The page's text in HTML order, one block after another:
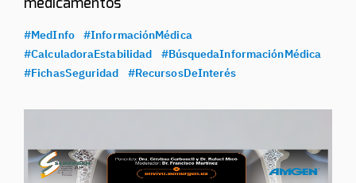
medicamentos
#MedInfo
#InformaciónMédica
#CalculadoraEstabilidad
#BúsquedaInformaciónMédica
#FichasSeguridad
#RecursosDeInterés